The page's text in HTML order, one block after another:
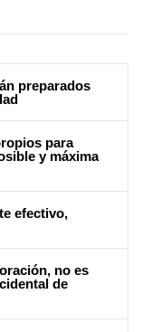
preparados
para
y máxima
efectivo,
no es
de